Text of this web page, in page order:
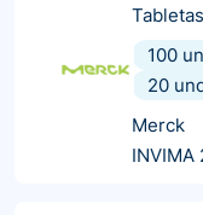
Tabletas
100
20
Merck